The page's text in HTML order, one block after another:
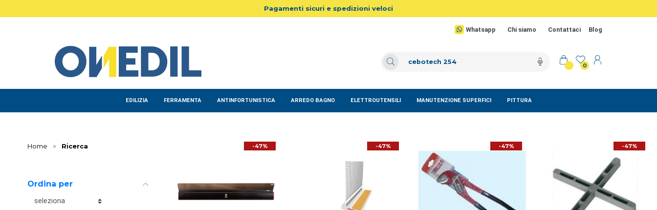
Pagamenti sicuri e spedizioni veloci
Whatsapp Chi siamo Contattaci Blog
0
EDILIZIA FERRAMENTA ANTINFORTUNISTICA ARREDO BAGNO ELETTROUTENSILI MANUTENZIONE SUPERFICI PITTURA
Home > Ricerca
Ordina per
Ordina per
-47% -47% -47% -47%